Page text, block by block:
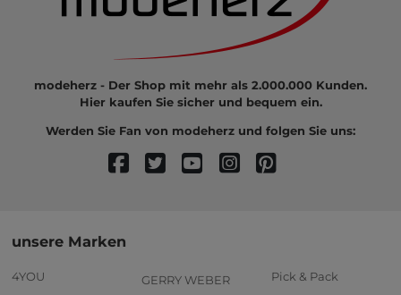
modeherz - Der Shop mit mehr als 2.000.000 Kunden.
Hier kaufen Sie sicher und bequem ein.
Werden Sie Fan von modeherz und folgen Sie uns:
unsere Marken
4YOU GERRY WEBER Pick & Pack